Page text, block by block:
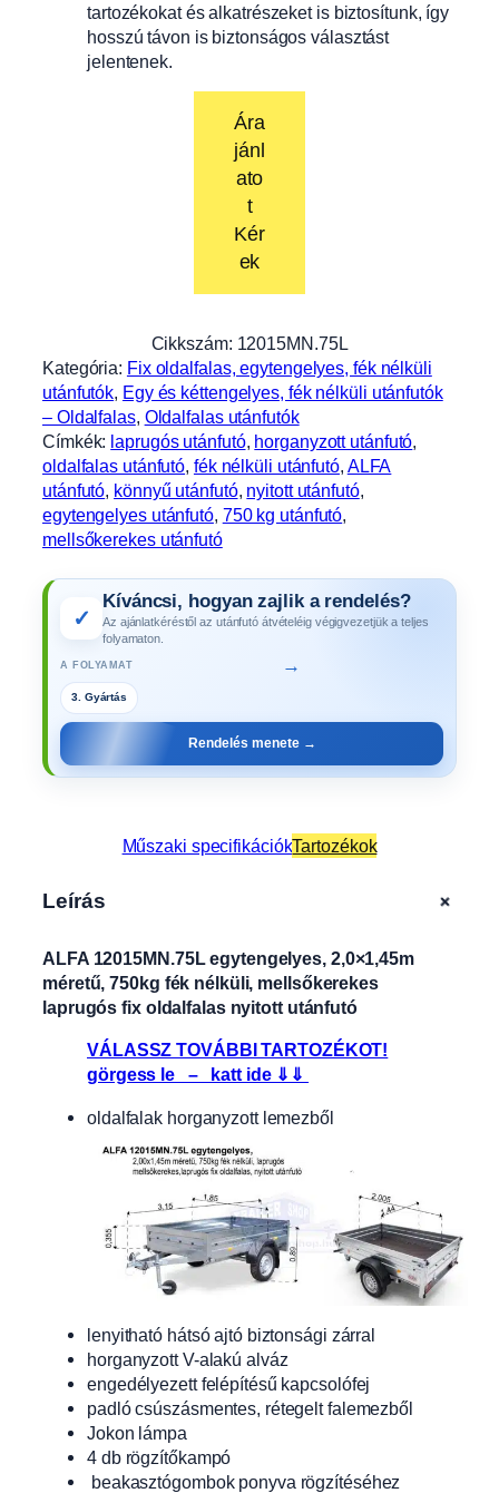
tartozékokat és alkatrészeket is biztosítunk, így
hosszú távon is biztonságos választást
jelentenek.
Ára
jánl
ato
t
Kér
ek
Cikkszám: 12015MN.75L
Kategória: Fix oldalfalas, egytengelyes, fék nélküli
utánfutók, Egy és kéttengelyes, fék nélküli utánfutók
– Oldalfalas, Oldalfalas utánfutók
Címkék: laprugós utánfutó, horganyzott utánfutó
oldalfalas utánfutó, fék nélküli utánfutó, ALFA
utánfutó, könnyű utánfutó, nyitott utánfutó
egytengelyes utánfutó, 750 kg utánfutó
mellsőkerekes utánfutó
✓
Kíváncsi, hogyan zajlik a rendelés?
Az ajánlatkéréstől az utánfutó átvételéig végigvezetjük a teljes
folyamaton.
A FOLYAMAT →
4. Műszaki vizsga
Rendelés menete →
Műszaki specifikációkTartozékok
Leírás +
ALFA 12015MN.75L egytengelyes, 2,0×1,45m
méretű, 750kg fék nélküli, mellsőkerekes
laprugós fix oldalfalas nyitott utánfutó
VÁLASSZ TOVÁBBI TARTOZÉKOT!
görgess le – katt ide ⇓⇓
oldalfalak horganyzott lemezből
lenyitható hátsó ajtó biztonsági zárral
horganyzott V-alakú alváz
engedélyezett felépítésű kapcsolófej
padló csúszásmentes, rétegelt falemezből
Jokon lámpa
4 db rögzítőkampó
beakasztógombok ponyva rögzítéséhez